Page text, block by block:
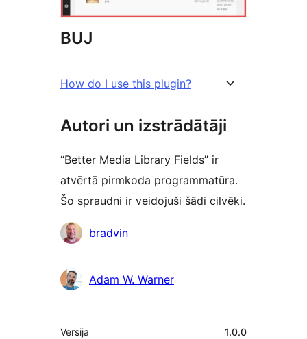
BUJ
How do I use this plugin?
Autori un izstrādātāji
“Better Media Library Fields” ir
atvērtā pirmkoda programmatūra.
Šo spraudni ir veidojuši šādi cilvēki.
Līdzdalībnieki
bradvin
Adam W. Warner
Meta
Versija 1.0.0